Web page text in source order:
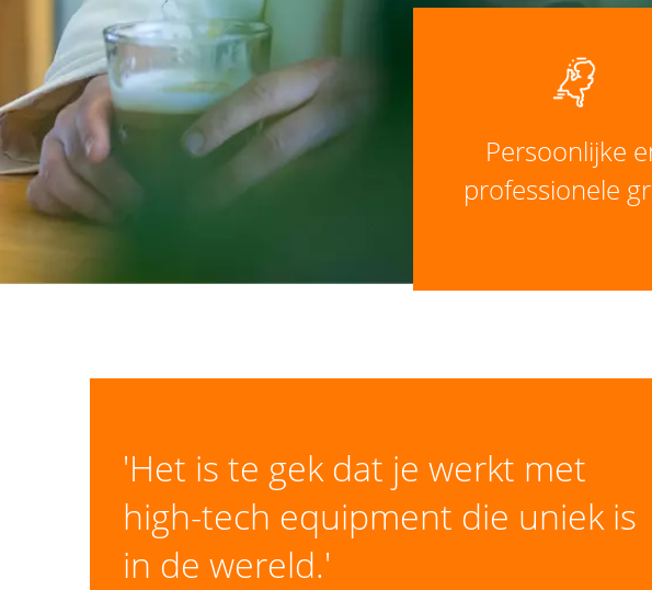
Persoonlijke
professionele
'Het is te gek dat je werkt met
high-tech equipment die uniek is
in de wereld.'